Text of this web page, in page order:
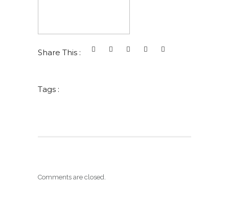
Share This :
Tags :
Comments are closed.